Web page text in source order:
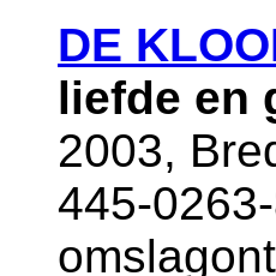
DE
liefde en
2003,
445-